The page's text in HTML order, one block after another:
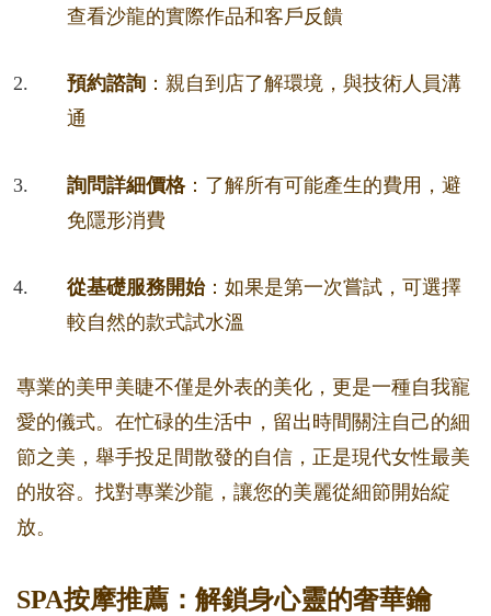
查看沙龍的實際作品和客戶反饋
預約諮詢 ：親自到店了解環境，與技術人員溝
通
詢問詳細價格：了解所有可能產生的費用，避
免隱形消費
從基礎服務開始：如果是第一次嘗試，可選擇
較自然的款式試水溫
專業的美甲美睫不僅是外表的美化，更是一種自我寵
愛的儀式。在忙碌的生活中，留出時間關注自己的細
節之美，舉手投足間散發的自信，正是現代女性最美
的妝容。找對專業沙龍，讓您的美麗從細節開始綻
放。
SPA按摩推薦：解鎖身心靈的奢華鑰